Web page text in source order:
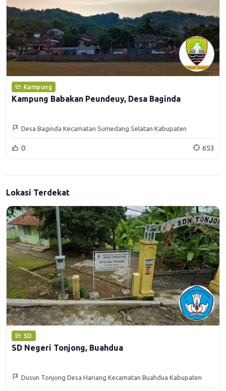
Kampung
Kampung Babakan Peundeuy, Desa Baginda
Desa Baginda Kecamatan Sumedang Selatan Kabupaten
Sumedang
0 653
Lokasi Terdekat
SD
SD Negeri Tonjong, Buahdua
Dusun Tonjong Desa Hariang Kecamatan Buahdua Kabupaten
Sumedang